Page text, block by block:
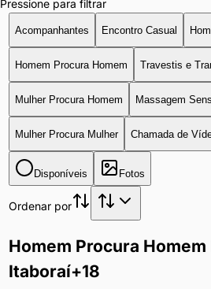
Pressione para filtrar
Acompanhantes Encontro Casual
Homem Procura Homem Travestis e
Mulher Procura Homem Massagem
Mulher Procura Mulher Chamada de
Disponíveis Fotos
Ordenar por
Homem Procura
Itaboraí+18